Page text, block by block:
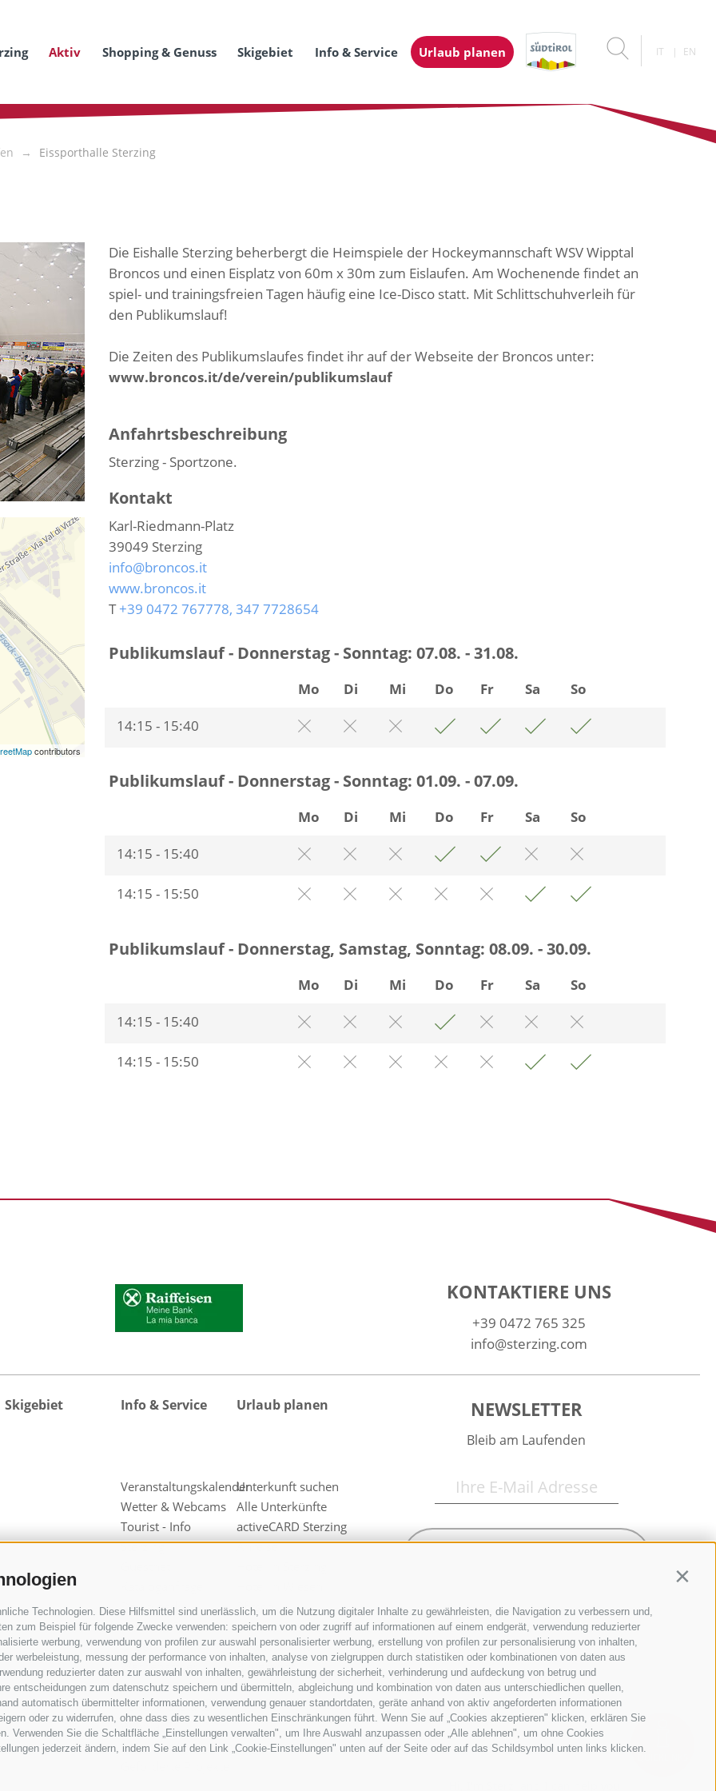
Technologien. Diese Hilfsmittel sind unerlässlich, um die Nutzung digitaler Inhalte zu gewährleisten, die Navigation zu verbessern und,
zum Beispiel für folgende Zwecke verwenden: speichern von oder zugriff auf informationen auf einem endgerät, verwendung reduzierter
werbung, verwendung von profilen zur auswahl personalisierter werbung, erstellung von profilen zur personalisierung von inhalten,
werbeleistung, messung der performance von inhalten, analyse von zielgruppen durch statistiken oder kombinationen von daten aus
reduzierter daten zur auswahl von inhalten, gewährleistung der sicherheit, verhinderung und aufdeckung von betrug und
entscheidungen zum datenschutz speichern und übermitteln, abgleichung und kombination von daten aus unterschiedlichen quellen,
automatisch übermittelter informationen, verwendung genauer standortdaten, geräte anhand von aktiv angeforderten informationen
oder zu widerrufen, ohne dass dies zu wesentlichen Einschränkungen führt. Wenn Sie auf „Cookies akzeptieren" klicken, erklären Sie
Verwenden Sie die Schaltfläche „Einstellungen verwalten", um Ihre Auswahl anzupassen oder „Alle ablehnen", um ohne Cookies
jederzeit ändern, indem Sie auf den Link „Cookie-Einstellungen" unten auf der Seite oder auf das Schildsymbol unten links klicken.
Aktiv Shopping & Genuss Skigebiet Info & Service Urlaub planen IT EN
Eissporthalle Sterzing
contributors
Die Eishalle Sterzing beherbergt die Heimspiele der Hockeymannschaft WSV Wipptal
Broncos und einen Eisplatz von 60m x 30m zum Eislaufen. Am Wochenende findet an
spiel- und trainingsfreien Tagen häufig eine Ice-Disco statt. Mit Schlittschuhverleih für
den Publikumslauf!
Die Zeiten des Publikumslaufes findet ihr auf der Webseite der Broncos unter:
www.broncos.it/de/verein/publikumslauf
Anfahrtsbeschreibung
Sterzing - Sportzone.
Kontakt
Karl-Riedmann-Platz
39049 Sterzing
info@broncos.it
www.broncos.it
T+39 0472 767778, 347 7728654
Publikumslauf - Donnerstag - Sonntag: 07.08. - 31.08.
Mo Di Mi Do Fr Sa
So
14:15 - 15:40
Publikumslauf - Donnerstag - Sonntag: 01.09. - 07.09.
Mo Di Mi Do Fr Sa
So
14:15 - 15:40
14:15 - 15:50
Publikumslauf - Donnerstag, Samstag, Sonntag: 08.09. - 30.09.
Mo Di Mi Do Fr Sa
So
14:15 - 15:40
14:15 - 15:50
KONTAKTIERE UNS
+39 0472 765 325
info@sterzing.com
Skigebiet Info & Service
Veranstaltungskalender
Wetter & Webcams
Tourist - Info
Sterzing
Downloads
Videos & Fotos
Unsere
Werbepartner
Gruppen &
Reiseveranstalter
Wipptal
Sensibilisierungskampagne
Urlaub planen
Unterkunft suchen
Alle Unterkünfte
activeCARD Sterzing
Anreise
Pfitsch
Hotel in Freienfeld
Urlaub auf dem
Bauernhof
NEWSLETTER
Bleib am Laufenden